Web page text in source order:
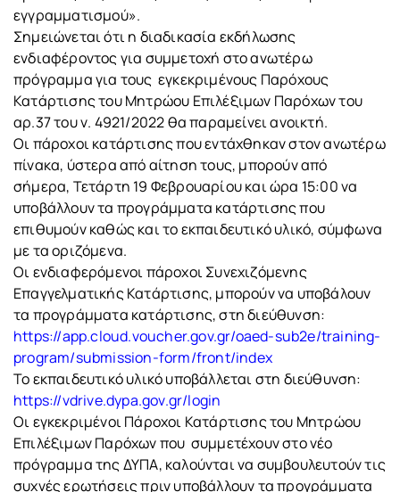
εγγραμματισμού».
Σημειώνεται ότι η διαδικασία εκδήλωσης
ενδιαφέροντος για συμμετοχή στο ανωτέρω
πρόγραμμα για τους εγκεκριμένους Παρόχους
Κατάρτισης του Μητρώου Επιλέξιμων Παρόχων του
αρ.37 του ν. 4921/2022 θα παραμείνει ανοικτή.
Οι πάροχοι κατάρτισης που εντάχθηκαν στον ανωτέρω
πίνακα, ύστερα από αίτηση τους, μπορούν από
σήμερα, Τετάρτη 19 Φεβρουαρίου και ώρα 15:00 να
υποβάλλουν τα προγράμματα κατάρτισης που
επιθυμούν καθώς και το εκπαιδευτικό υλικό, σύμφωνα
με τα οριζόμενα.
Οι ενδιαφερόμενοι πάροχοι Συνεχιζόμενης
Επαγγελματικής Κατάρτισης, μπορούν να υποβάλουν
τα προγράμματα κατάρτισης, στη διεύθυνση:
https://app.cloud.voucher.gov.gr/oaed-sub2e/training-
program/submission-form/front/index
Το εκπαιδευτικό υλικό υποβάλλεται στη διεύθυνση:
https://vdrive.dypa.gov.gr/login
Οι εγκεκριμένοι Πάροχοι Κατάρτισης του Μητρώου
Επιλέξιμων Παρόχων που συμμετέχουν στο νέο
πρόγραμμα της ΔΥΠΑ, καλούνται να συμβουλευτούν τις
συχνές ερωτήσεις πριν υποβάλλουν τα προγράμματα